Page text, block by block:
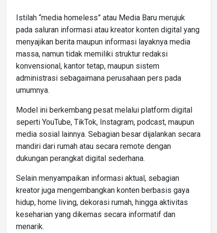
Istilah “media homeless” atau Media Baru merujuk
pada saluran informasi atau kreator konten digital yang
menyajikan berita maupun informasi layaknya media
massa, namun tidak memiliki struktur redaksi
konvensional, kantor tetap, maupun sistem
administrasi sebagaimana perusahaan pers pada
umumnya.
Model ini berkembang pesat melalui platform digital
seperti YouTube, TikTok, Instagram, podcast, maupun
media sosial lainnya. Sebagian besar dijalankan secara
mandiri dari rumah atau secara remote dengan
dukungan perangkat digital sederhana.
Selain menyampaikan informasi aktual, sebagian
kreator juga mengembangkan konten berbasis gaya
hidup, home living, dekorasi rumah, hingga aktivitas
keseharian yang dikemas secara informatif dan
menarik.